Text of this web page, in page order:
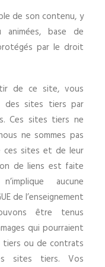
de son contenu, y
base de
par le droit
de ce site, vous
des sites tiers par
Ces sites tiers ne
ne sommes pas
ces sites et de leur
de liens est faite
aucune
de l’enseignement
être tenus
qui pourraient
tiers ou de contrats
sites tiers. Vos